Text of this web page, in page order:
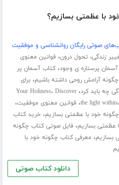
با عظمتی بسازیم؟
صوتی رایگان روانشناسی و موفقیت
زندگی، تحول درون، قوانین معنوی
پرستاره ی وجود،کتاب آسمان پر
چگونه آرامش روحی داشته باشیم،برای
چه باید کرد، Your Holiness، Discover
the light within، ، قوانین معنوی موفقیت،
خود با عظمتی بسازیم، خرید کتاب
عظمتی بسازیم، فایل صوتی کتاب چگونه
بسازیم، معرفی کتاب چگونه خود با
دانلود کتاب صوتی